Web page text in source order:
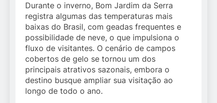
Durante o inverno, Bom Jardim da Serra
registra algumas das temperaturas mais
baixas do Brasil, com geadas frequentes e
possibilidade de neve, o que impulsiona o
fluxo de visitantes. O cenário de campos
cobertos de gelo se tornou um dos
principais atrativos sazonais, embora o
destino busque ampliar sua visitação ao
longo de todo o ano.